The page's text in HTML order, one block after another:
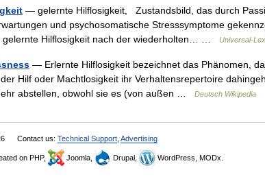
— gelernte Hilflosigkeit, Zustandsbild, das durch
und psychosomatische Stresssymptome
gelernte Hilflosigkeit nach der wiederholten… …
Universal-
— Erlernte Hilflosigkeit bezeichnet das Phänomen,
Hilf oder Machtlosigkeit ihr Verhaltensrepertoire
abstellen, obwohl sie es (von außen …
Deutsch Wikipedia
Contact us: Technical Support Advertising
on PHP, Joomla, Drupal, WordPress, MODx.